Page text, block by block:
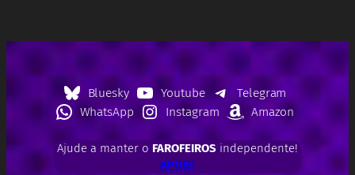
Bluesky Youtube
Telegram
WhatsApp
Instagram Amazon
Ajude a manter o FAROFEIROSindependente!
APOIE!